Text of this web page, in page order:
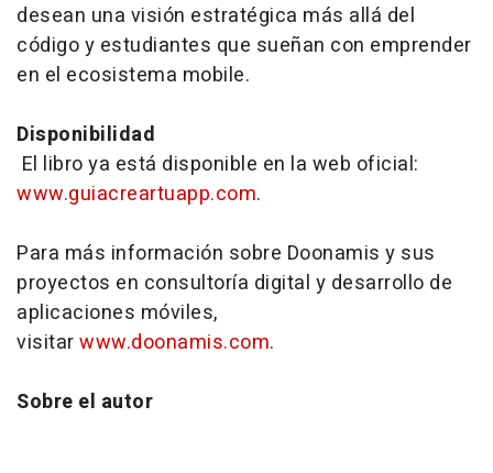
desean una visión estratégica más allá del
código y estudiantes que sueñan con emprender
en el ecosistema mobile.
Disponibilidad
El libro ya está disponible en la web oficial:
www.guiacreartuapp.com.
Para más información sobre Doonamis y sus
proyectos en consultoría digital y desarrollo de
aplicaciones móviles,
visitarwww.doonamis.com.
Sobre el autor